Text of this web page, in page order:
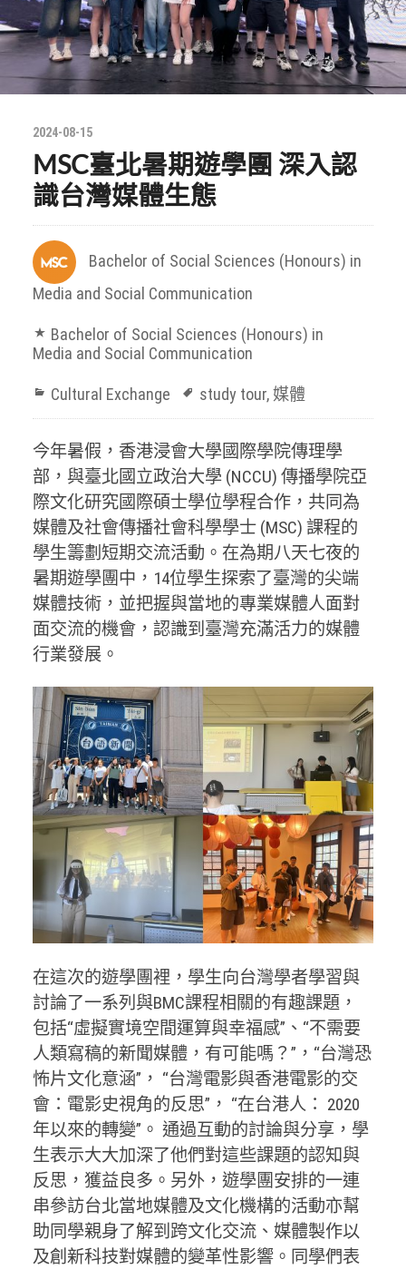
2024-08-15
MSC臺北暑期遊學團 深入認
識台灣媒體生態
Bachelor of Social Sciences (Honours) in
Media and Social Communication
Bachelor of Social Sciences (Honours) in
Media and Social Communication
Cultural Exchange study tour,媒體
今年暑假，香港浸會大學國際學院傳理學
部，與臺北國立政治大學 (NCCU) 傳播學院亞
際文化研究國際碩士學位學程合作，共同為
媒體及社會傳播社會科學學士 (MSC) 課程的
學生籌劃短期交流活動。在為期八天七夜的
暑期遊學團中，14位學生探索了臺灣的尖端
媒體技術，並把握與當地的專業媒體人面對
面交流的機會，認識到臺灣充滿活力的媒體
行業發展。
在這次的遊學團裡，學生向台灣學者學習與
討論了一系列與BMC課程相關的有趣課題，
包括“虛擬實境空間運算與幸福感”、“不需要
人類寫稿的新聞媒體，有可能嗎？”，“台灣恐
怖片文化意涵”， “台灣電影與香港電影的交
會：電影史視角的反思”， “在台港人： 2020
年以來的轉變”。 通過互動的討論與分享，學
生表示大大加深了他們對這些課題的認知與
反思，獲益良多。另外，遊學團安排的一連
串參訪台北當地媒體及文化機構的活動亦幫
助同學親身了解到跨文化交流、媒體製作以
及創新科技對媒體的變革性影響。同學們表